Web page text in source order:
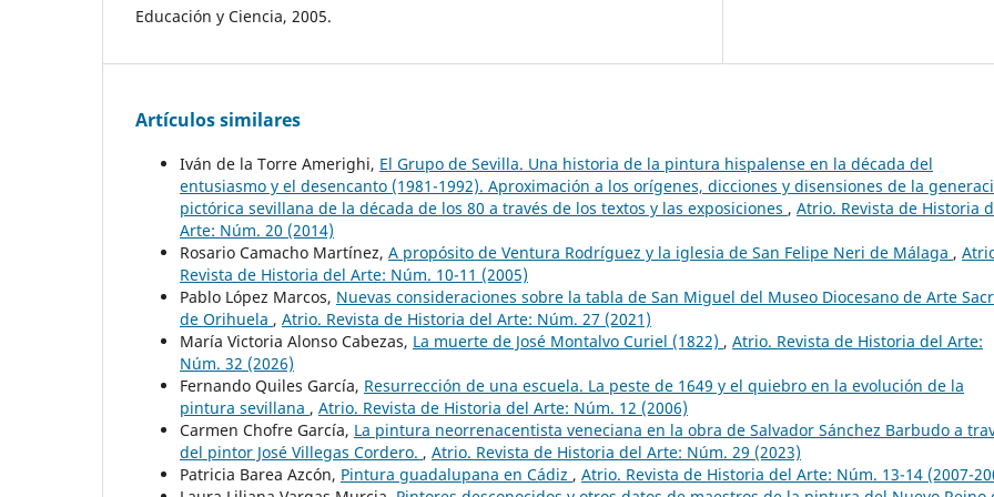
Educación y Ciencia, 2005.
Artículos similares
Iván de la Torre Amerighi, El Grupo de Sevilla. Una historia de la pintura hispalense en la década del
entusiasmo y el desencanto (1981-1992). Aproximación a los orígenes, dicciones y disensiones de la
pictórica sevillana de la década de los 80 a través de los textos y las exposiciones , Atrio. Revista de Historia
Arte: Núm. 20 (2014)
Rosario Camacho Martínez, A propósito de Ventura Rodríguez y la iglesia de San Felipe Neri de Málaga ,
Revista de Historia del Arte: Núm. 10-11 (2005)
Pablo López Marcos, Nuevas consideraciones sobre la tabla de San Miguel del Museo Diocesano de Arte
de Orihuela , Atrio. Revista de Historia del Arte: Núm. 27 (2021)
María Victoria Alonso Cabezas, La muerte de José Montalvo Curiel (1822) , Atrio. Revista de Historia del Arte:
Núm. 32 (2026)
Fernando Quiles García, Resurrección de una escuela. La peste de 1649 y el quiebro en la evolución de la
pintura sevillana , Atrio. Revista de Historia del Arte: Núm. 12 (2006)
Carmen Chofre García, La pintura neorrenacentista veneciana en la obra de Salvador Sánchez Barbudo a
del pintor José Villegas Cordero. , Atrio. Revista de Historia del Arte: Núm. 29 (2023)
Patricia Barea Azcón, Pintura guadalupana en Cádiz , Atrio. Revista de Historia del Arte: Núm. 13-14 (2007-